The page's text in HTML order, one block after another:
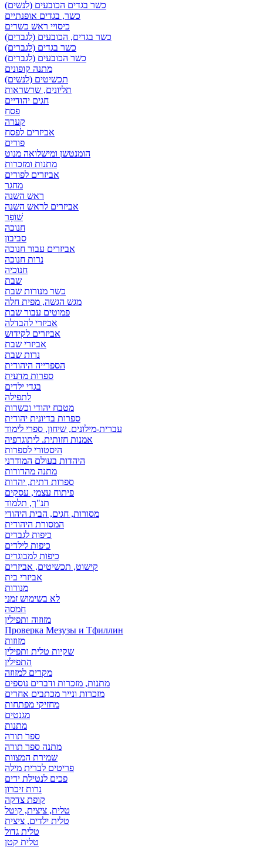
כשר בגדים הכובעים (לנשים)
כשר, בגדים אופנתיים
כיסויי ראש כשרים
כשר בגדים, הכובעים (לגברים)
כשר בגדים (לגברים)
כשר הכובעים (לגברים)
מתנה קופונים
תכשיטים (לנשים)
תליונים, שרשראות
חגים יהודיים
פסח
קערה
אביזרים לפסח
פורים
הומנטשן ומישלואה מנוט
מתנות ומזכרות
אביזרים לפורים
מחגר
ראש השנה
אביזרים לראש השנה
שׁוֹפָר
חנוכה
סביבון
אביזרים עבור חנוכה
נרות חנוכה
חנוכיה
שבת
כשר מנורות שבת
מגש הגשה, מפית חלה
פמוטים עבור שבת
אביזרי להבדלה
אביזרים לקידוש
אביזרי שבת
נרות שבת
הספרייה היהודית
ספרות מדעית
בגדי ילדים
לתפילה
מטבח יהודי וכשרות
ספרות בדיונית יהודית
עברית-מילונים, שיחון, ספרי לימוד
אמנות חזותית. ליתוגרפיה
היסטורי לספרות
היהדות בעולם המודרני
מתנה מהדורות
ספרות דתית, יהדות
פיתוח עצמי, עסקים
תנ"ך, תלמוד
מסורות, חגים, הבית היהודי
המסורת היהודית
כיפות לגברים
כיפות לילדים
כיפות למבוגרים
קישוט, תכשיטים, אביזרים
אביזרי בית
מנורות
לא בשימוש זמני
חמסה
מזוזוה ותפילין
Проверка Мезузы и Тфиллин
מזוזות
שקיות טלית ותפילין
התפילין
מקרים למזוזה
מתנות, מזכרות ודברים נוספים
מזכרות ונייר מכתבים אחרים
מחזיקי מפתחות
מגנטים
מתנות
ספר תורה
מתנה ספר תורה
שמירת המצוות
פריטים לברית מילה
פכים לנטילת ידים
נרות זיכרון
קופת צדקה
טלית, ציצית, קיטל
טלית ילדים, ציצית
טלית גדול
טלית קטן